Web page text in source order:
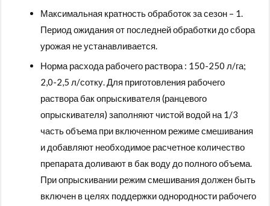
Максимальная кратность обработок за сезон – 1.
Период ожидания от последней обработки до сбора
урожая не устанавливается.
Норма расхода рабочего раствора : 150-250 л/га;
2,0-2,5 л/сотку. Для приготовления рабочего
раствора бак опрыскивателя (ранцевого
опрыскивателя) заполняют чистой водой на 1/3
часть объема при включенном режиме смешивания
и добавляют необходимое расчетное количество
препарата доливают в бак воду до полного объема.
При опрыскивании режим смешивания должен быть
включен в целях поддержки однородности рабочего